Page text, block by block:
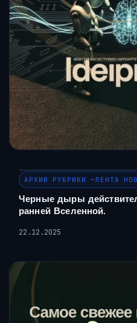
АРХИВ РУБРИКИ ~ЛЕНТА
Черные дыры
ранней Вселенной.
22.12.2025